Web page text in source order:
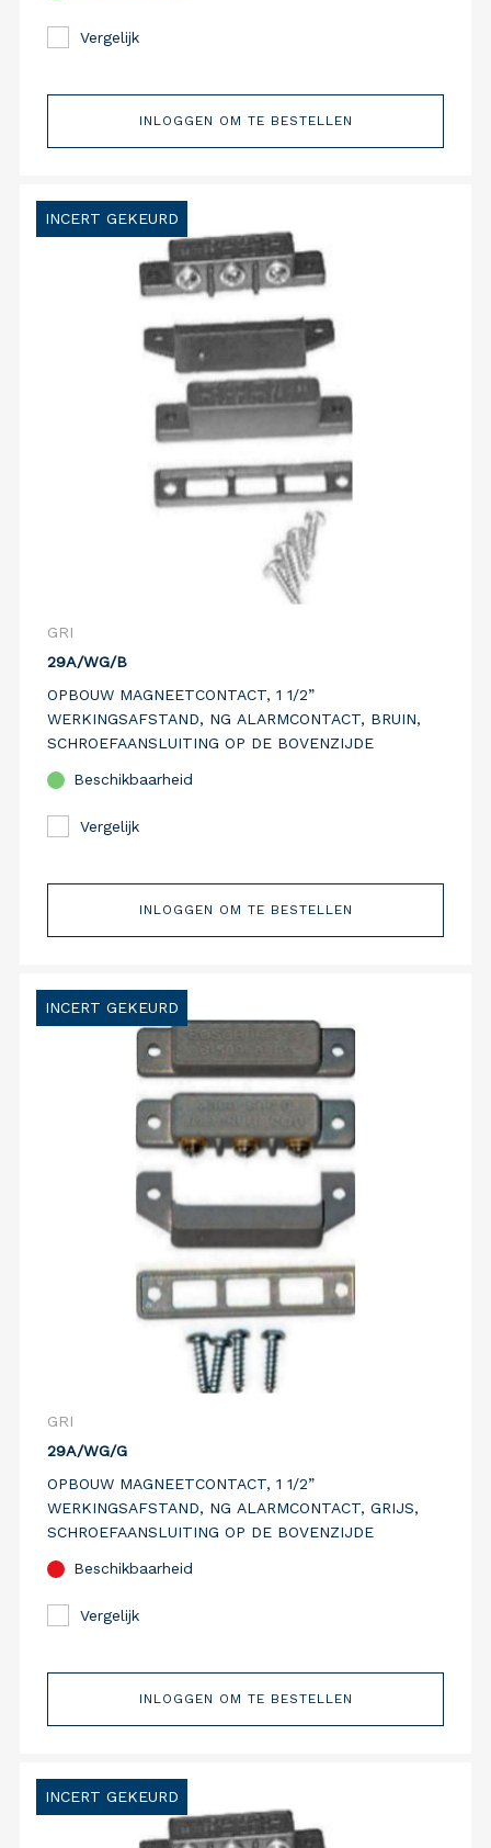
Vergelijk
INLOGGEN OM TE BESTELLEN
INCERT GEKEURD
GRI
29A/WG/B
OPBOUW MAGNEETCONTACT, 1 1/2”
WERKINGSAFSTAND, NG ALARMCONTACT, BRUIN,
SCHROEFAANSLUITING OP DE BOVENZIJDE
Beschikbaarheid
Vergelijk
INLOGGEN OM TE BESTELLEN
INCERT GEKEURD
GRI
29A/WG/G
OPBOUW MAGNEETCONTACT, 1 1/2”
WERKINGSAFSTAND, NG ALARMCONTACT, GRIJS,
SCHROEFAANSLUITING OP DE BOVENZIJDE
Beschikbaarheid
Vergelijk
INLOGGEN OM TE BESTELLEN
INCERT GEKEURD